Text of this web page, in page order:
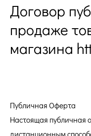
Договор
продаже
магазина
Публичная Оферта
Настоящая публичная
дистанционным